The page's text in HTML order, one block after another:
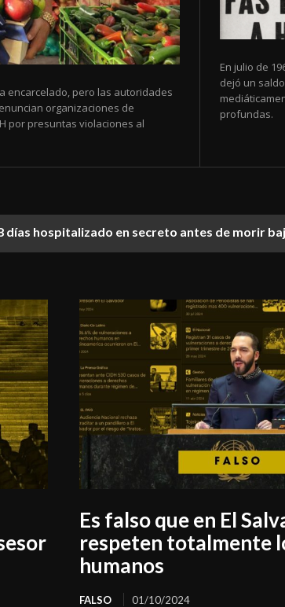
encarcelado, pero las autoridades
organizaciones de
por presuntas violaciones al
En julio de
dejó un
profundas.
días hospitalizado en secreto antes de morir
Es falso que en El
respeten totalmente
humanos
FALSO 01/10/2024